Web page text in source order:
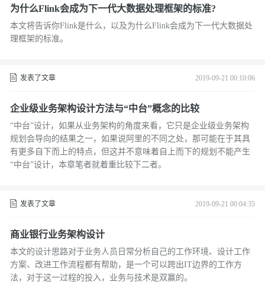
为什么Flink会成为下一代大数据处理框架的标准?
本文将告诉你Flink是什么，以及为什么Flink会成为下一代大数据处
理框架的标准。
发表了文章 2019-09-21 00:10:06
企业级业务架构设计方法与“中台”概念的比较
“中台”设计，如果从业务架构的角度来看，它只是企业级业务架构
规划会导向的结果之一，如果说阿里的不同之处，那可能在于其具
有更多自下而上的特点，但这并不意味着自上而下的规划不能产生
“中台”设计，本章笔者就着重比较下二者。
发表了文章 2019-09-21 00:04:35
商业银行业务架构设计
本文的设计思路对于业务人员日常分析自己的工作环境、设计工作
方案、改进工作流程都有帮助，是一个可以跨出IT边界的工作方
法，对于这一过程的投入，业务与技术是双赢的。